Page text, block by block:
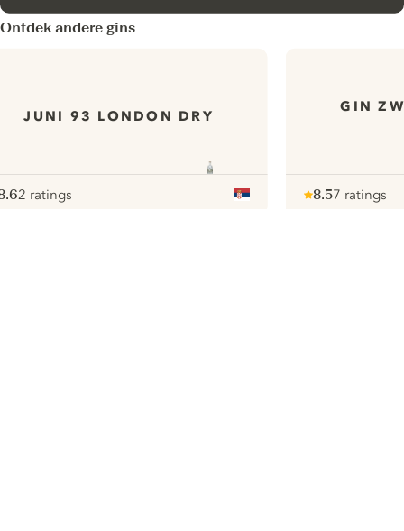
Ontdek andere gins
JUNI 93 LONDON DRY
2 ratings
GIN
8.57 ratings